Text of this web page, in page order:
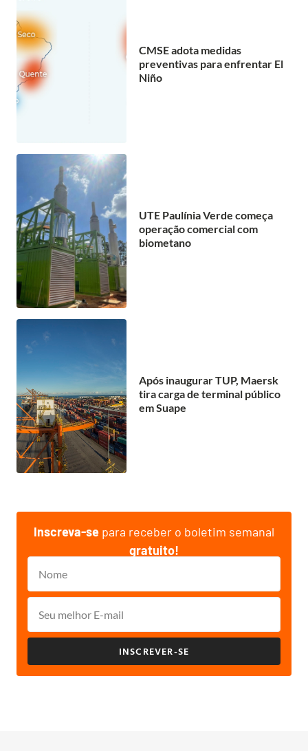
CMSE adota medidas
preventivas para enfrentar El
Niño
UTE Paulínia Verde começa
operação comercial com
biometano
Após inaugurar TUP, Maersk
tira carga de terminal público
em Suape
Inscreva-se para receber o boletim semanal
gratuito!
INSCREVER-SE